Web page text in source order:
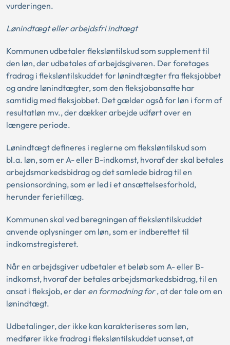
vurderingen.
Lønindtægt eller arbejdsfri indtægt
Kommunen udbetaler fleksløntilskud som supplement til
den løn, der udbetales af arbejdsgiveren. Der foretages
fradrag i fleksløntilskuddet for lønindtægter fra fleksjobbet
og andre lønindtægter, som den fleksjobansatte har
samtidig med fleksjobbet. Det gælder også for løn i form af
resultatløn mv., der dækker arbejde udført over en
længere periode.
Lønindtægt defineres i reglerne om fleksløntilskud som
bl.a. løn, som er A- eller B-indkomst, hvoraf der skal betales
arbejdsmarkedsbidrag og det samlede bidrag til en
pensionsordning, som er led i et ansættelsesforhold,
herunder ferietillæg.
Kommunen skal ved beregningen af fleksløntilskuddet
anvende oplysninger om løn, som er indberettet til
indkomstregisteret.
Når en arbejdsgiver udbetaler et beløb som A- eller B-
indkomst, hvoraf der betales arbejdsmarkedsbidrag, til en
ansat i fleksjob, er der en formodning for, at der tale om en
lønindtægt.
Udbetalinger, der ikke kan karakteriseres som løn,
medfører ikke fradrag i fleksløntilskuddet uanset, at